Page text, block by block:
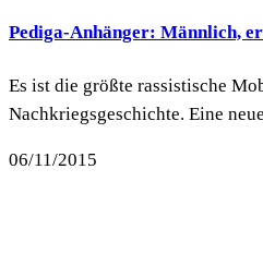
Pediga-Anhänger: Männlich,
Es ist die größte rassistische
Nachkriegsgeschichte. Eine
06/11/2015